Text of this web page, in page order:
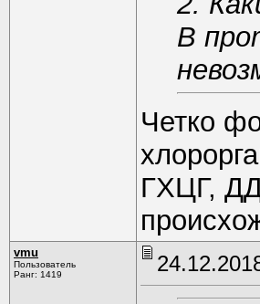
В
Четко
ГХЦГ,
vmu
Пользователь
Ранг: 1419